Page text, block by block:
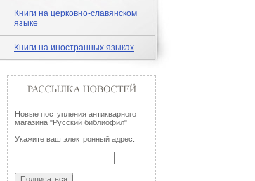
Книги на церковно-славянском
языке
Книги на иностранных языках
Новые поступления антикварного
магазина "Русский библиофил"
Укажите ваш электронный адрес: